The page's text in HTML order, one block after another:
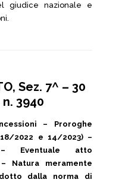
giudice nazionale e
Sez. 7^ – 30
3940
– Proroghe
2022 e 14/2023) –
Eventuale atto
Natura meramente
dalla norma di